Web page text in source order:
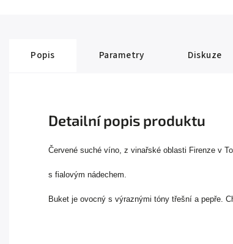
Popis Parametry Diskuze
Detailní popis produktu
Červené suché víno, z vinařské oblasti Firenze v
s fialovým nádechem.
Buket je ovocný s výraznými tóny třešní a pepře.